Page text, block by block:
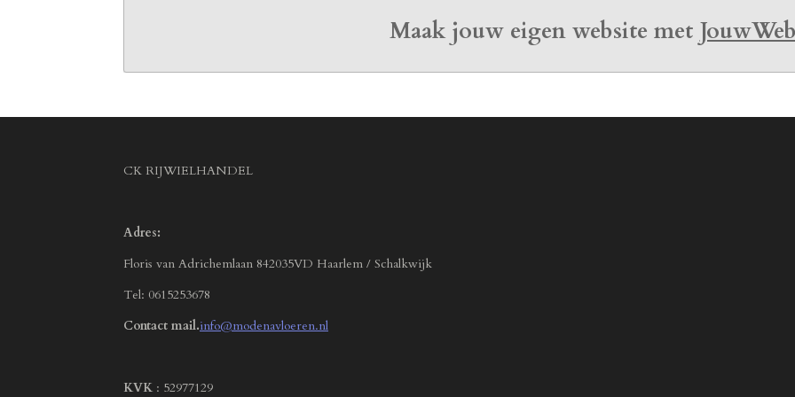
Maak jouw eigen website met
CK RIJWIELHANDEL
Adres:
Floris van Adrichemlaan 842035VD Haarlem / Schalkwijk
Tel: 0615253678
Contact mail.info@modenavloeren.nl
KVK : 52977129